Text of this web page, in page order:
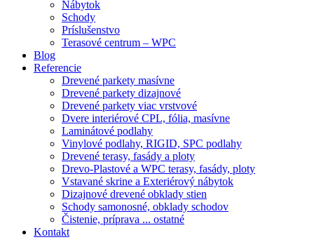
Nábytok
Schody
Príslušenstvo
Terasové centrum – WPC
Blog
Referencie
Drevené parkety masívne
Drevené parkety dizajnové
Drevené parkety viac vrstvové
Dvere interiérové CPL, fólia, masívne
Laminátové podlahy
Vinylové podlahy, RIGID, SPC podlahy
Drevené terasy, fasády a ploty
Drevo-Plastové a WPC terasy, fasády, ploty
Vstavané skrine a Exteriérový nábytok
Dizajnové drevené obklady stien
Schody samonosné, obklady schodov
Čistenie, príprava ... ostatné
Kontakt